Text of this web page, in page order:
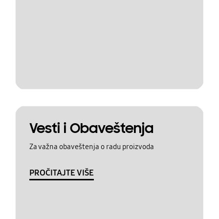
Vesti i Obaveštenja
Za važna obaveštenja o radu proizvoda
PROČITAJTE VIŠE